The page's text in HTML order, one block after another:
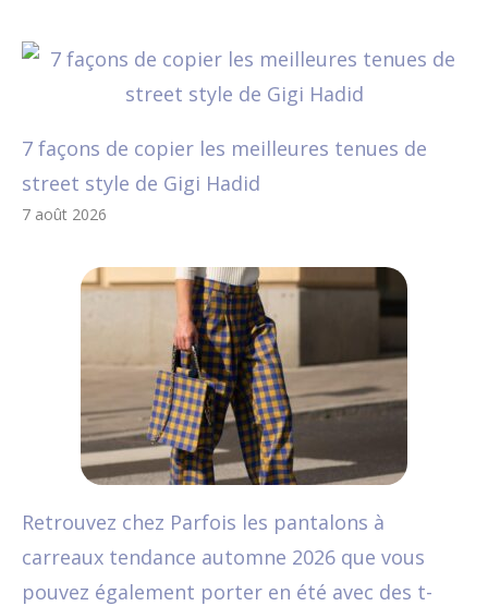
7 façons de copier les meilleures tenues de
street style de Gigi Hadid
7 août 2026
Retrouvez chez Parfois les pantalons à
carreaux tendance automne 2026 que vous
pouvez également porter en été avec des t-